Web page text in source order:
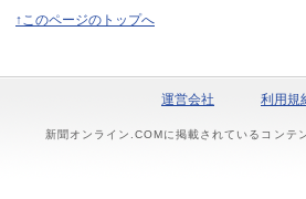
↑このページのトップへ
運営会社 利用規
新聞オンライン.COMに掲載されているコンテ